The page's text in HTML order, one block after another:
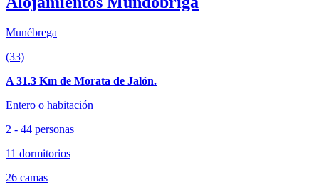
Munébrega
(33)
A 31.3 Km de Morata de Jalón.
Entero o habitación
2 - 44 personas
11 dormitorios
26 camas